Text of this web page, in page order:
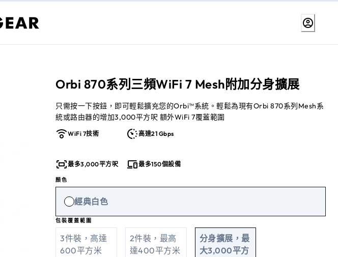
Orbi 870系列三頻WiFi 7 Mesh附加分身擴展
只需按一下按鈕，即可輕鬆擴充您的Orbi™系統。輕鬆為現有Orbi 870系列Mesh系
統或路由器的增加3,000平方呎 額外WiFi 7覆蓋範圍
WiFi 7技術 高達21 Gbps
最多3,000平方呎 最多150個設備
顏色
經典白色
包裝覆蓋範圍
3件裝，高達
600平方米
2件裝，最高
達400平方米
分身擴展，最
大3,000平方